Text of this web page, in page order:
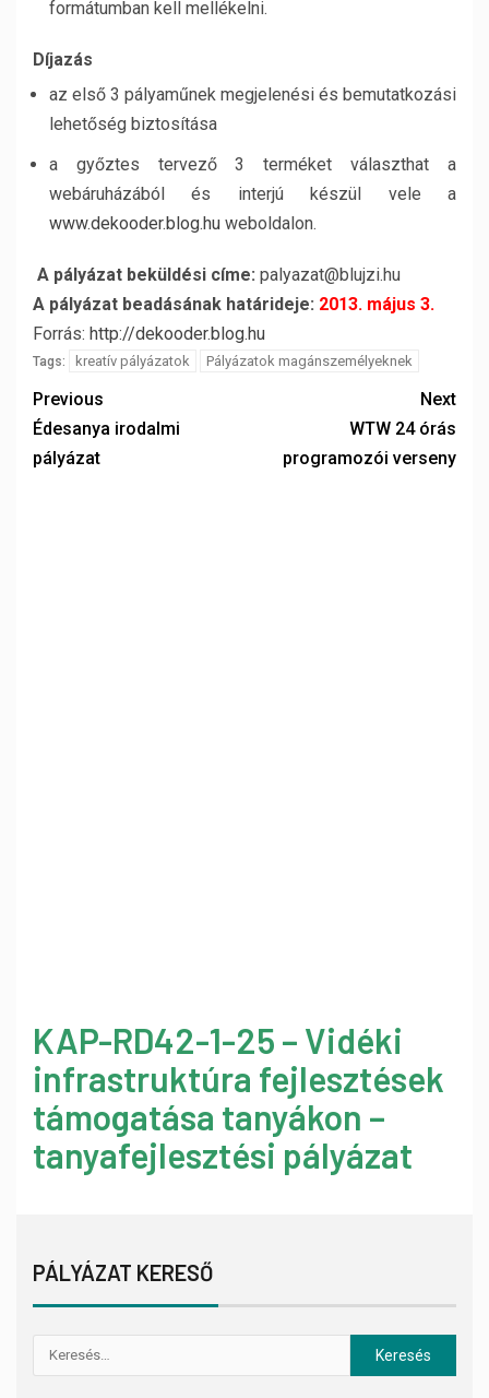
formátumban kell mellékelni.
Díjazás
az első 3 pályaműnek megjelenési és bemutatkozási
lehetőség biztosítása
a győztes tervező 3 terméket választhat a
webáruházából és interjú készül vele a
www.dekooder.blog.hu weboldalon.
A pályázat beküldési címe: palyazat@blujzi.hu
A pályázat beadásának határideje: 2013. május 3.
Forrás: http://dekooder.blog.hu
Tags: kreatív pályázatok Pályázatok magánszemélyeknek
Previous
Édesanya irodalmi
pályázat
Next
WTW 24 órás
programozói verseny
KAP-RD42-1-25 – Vidéki
infrastruktúra fejlesztések
támogatása tanyákon –
tanyafejlesztési pályázat
PÁLYÁZAT KERESŐ